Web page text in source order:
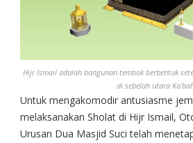
Hijr Ismail adalah bangunan tembok berbentuk
di sebelah utara
Untuk mengakomodir antusiasme
melaksanakan Sholat di Hijr Ismail,
Urusan Dua Masjid Suci telah